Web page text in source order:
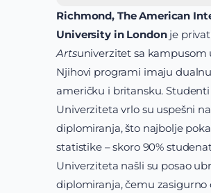
Richmond, The American
University in Londonje
Artsuniverzitet sa kampusom
Njihovi programi imaju
američku i britansku. Studenti
Univerziteta vrlo su uspešni
diplomiranja, što najbolje
statistike – skoro 90%
Univerziteta našli su posao
diplomiranja, čemu zasigurno